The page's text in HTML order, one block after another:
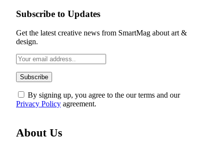
Subscribe to Updates
Get the latest creative news from SmartMag about art &
design.
By signing up, you agree to the our terms and our
Privacy Policy agreement.
About Us